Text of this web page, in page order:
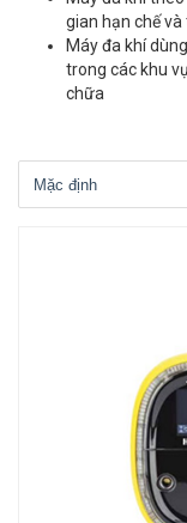
gian hạn chế
Máy đa khí
trong các khu
chữa